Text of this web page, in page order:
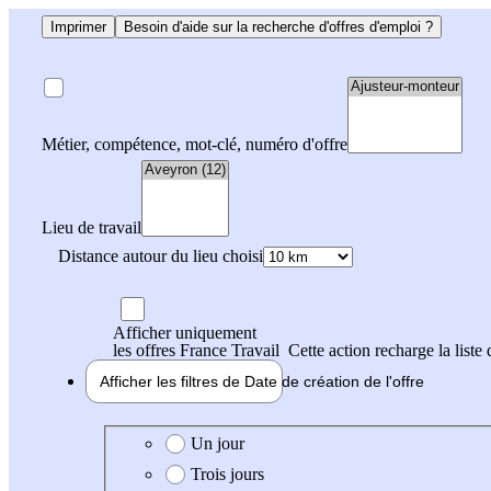
Imprimer Besoin d'aide sur la recherche d'offres d'emploi ?
Métier, compétence, mot-clé, numéro d'offre
Lieu de travail
Distance autour du lieu choisi
Afficher uniquement
les offres France Travail Cette action recharge la liste
Afficher les filtres de Date de création de l'offre
Date de création de l'offre
Un jour
Trois jours